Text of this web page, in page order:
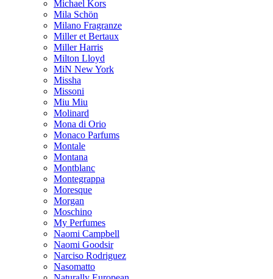
Michael Kors
Mila Schön
Milano Fragranze
Miller et Bertaux
Miller Harris
Milton Lloyd
MiN New York
Missha
Missoni
Miu Miu
Molinard
Mona di Orio
Monaco Parfums
Montale
Montana
Montblanc
Montegrappa
Moresque
Morgan
Moschino
My Perfumes
Naomi Campbell
Naomi Goodsir
Narciso Rodriguez
Nasomatto